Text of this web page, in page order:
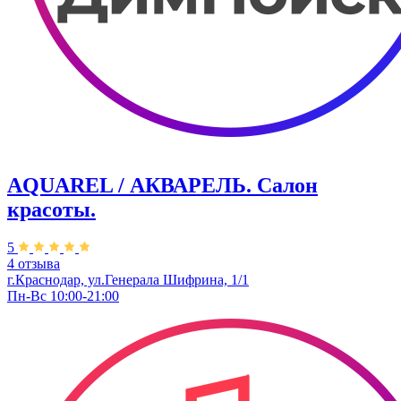
AQUAREL / АКВАРЕЛЬ. Салон
красоты.
5
4 отзыва
г.Краснодар, ул.Генерала Шифрина, 1/1
Пн-Вс 10:00-21:00